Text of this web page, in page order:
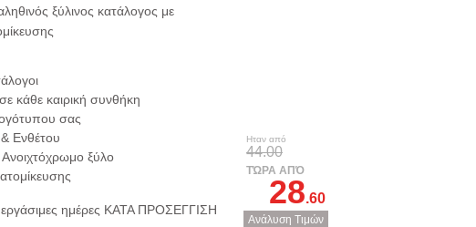
ξύλινος κατάλογος με
Ηταν από
44.00
ΤΏΡΑ ΑΠΌ
28.60
Ανάλυση Τιμών
σε κάθε καιρική συνθήκη
σας
Ενθέτου
ξύλο
ημέρες ΚΑΤΑ ΠΡΟΣΕΓΓΙΣΗ